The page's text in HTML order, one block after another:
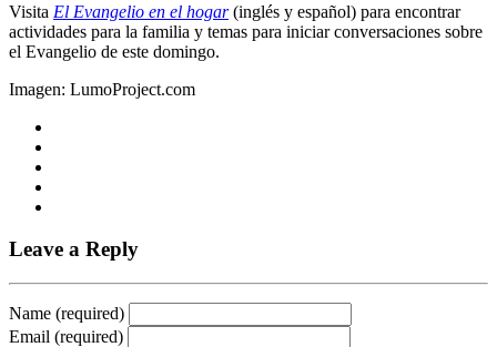
Visita El Evangelio en el hogar(inglés y español) para encontrar
actividades para la familia y temas para iniciar conversaciones sobre
el Evangelio de este domingo.
Imagen: LumoProject.com
Leave a Reply
Name (required)
Email (required)